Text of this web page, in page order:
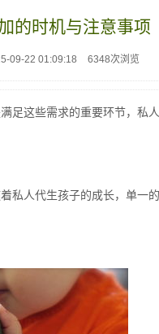
的时机与注意事项
09-22 01:09:18 6348次浏览
足这些需求的重要环节，私
私人代生孩子的成长，单一